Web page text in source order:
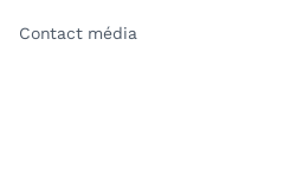
Contact média